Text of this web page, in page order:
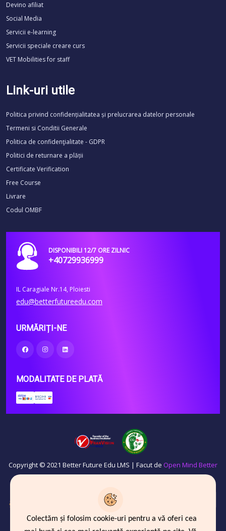
Devino afiliat
Social Media
Servicii e-learning
Servicii speciale creare curs
VET Mobilities for staff
Link-uri utile
Politica privind confidențialitatea și prelucrarea datelor personale
Termeni si Conditii Generale
Politica de confidenţialitate - GDPR
Politici de returnare a plății
Certificate Verification
Free Course
Livrare
Codul OMBF
DISPONIBILI 12/7 ORE ZILNIC
+40729936999
IL Caragiale Nr.14, Ploiesti
edu@betterfutureedu.com
URMĂRIȚI-NE
MODALITATE DE PLATĂ
Copyright © 2021 Better Future Edu LMS | Facut de Open Mind Better
Future
Colectăm și folosim cookie-uri pentru a vă oferi cea